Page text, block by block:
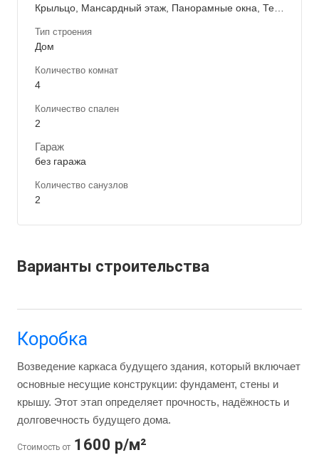
Тип строения
Дом
Количество комнат
4
Количество спален
2
Гараж
без гаража
Количество санузлов
2
Варианты строительства
Коробка
Возведение каркаса будущего здания, который включает
основные несущие конструкции: фундамент, стены и
крышу. Этот этап определяет прочность, надёжность и
долговечность будущего дома.
Стоимость от 1600 р/м²